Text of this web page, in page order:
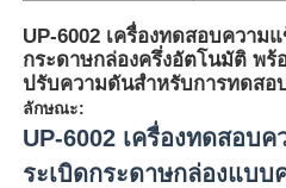
UP-6002 เครื่องทดสอบความ
กระดาษกล่องครึ่งอัตโนมัติ พร้
ปรับความดันสําหรับการทดสอ
ลักษณะ:
UP-6002 เครื่องทดสอบ
ระเบิดกระดาษกล่องแบบ